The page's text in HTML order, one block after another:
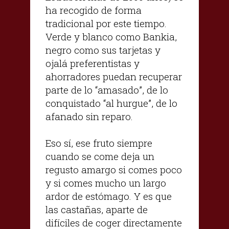
ha recogido de forma
tradicional por este tiempo.
Verde y blanco como Bankia,
negro como sus tarjetas y
ojalá preferentistas y
ahorradores puedan recuperar
parte de lo “amasado”, de lo
conquistado “al hurgue”, de lo
afanado sin reparo.
Eso sí, ese fruto siempre
cuando se come deja un
regusto amargo si comes poco
y si comes mucho un largo
ardor de estómago. Y es que
las castañas, aparte de
difíciles de coger directamente